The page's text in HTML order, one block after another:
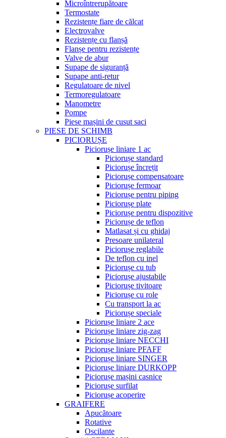
Microîntrerupătoare
Termostate
Rezistențe fiare de călcat
Electrovalve
Rezistențe cu flanșă
Flanșe pentru rezistențe
Valve de abur
Supape de siguranță
Supape anti-retur
Regulatoare de nivel
Termoregulatoare
Manometre
Pompe
Piese mașini de cusut saci
PIESE DE SCHIMB
PICIORUȘE
Piciorușe liniare 1 ac
Piciorușe standard
Piciorușe încrețit
Piciorușe compensatoare
Piciorușe fermoar
Piciorușe pentru piping
Piciorușe plate
Piciorușe pentru dispozitive
Piciorușe de teflon
Matlasat și cu ghidaj
Presoare unilateral
Piciorușe reglabile
De teflon cu inel
Piciorușe cu tub
Piciorușe ajustabile
Piciorușe tivitoare
Piciorușe cu role
Cu transport la ac
Piciorușe speciale
Piciorușe liniare 2 ace
Piciorușe liniare zig-zag
Piciorușe liniare NECCHI
Piciorușe liniare PFAFF
Piciorușe liniare SINGER
Piciorușe liniare DURKOPP
Piciorușe mașini casnice
Piciorușe surfilat
Piciorușe acoperire
GRAIFERE
Apucătoare
Rotative
Oscilante